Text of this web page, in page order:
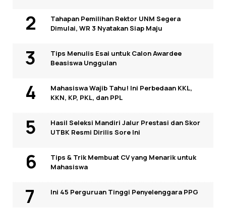
Tahapan Pemilihan Rektor UNM Segera
Dimulai, WR 3 Nyatakan Siap Maju
Tips Menulis Esai untuk Calon Awardee
Beasiswa Unggulan
Mahasiswa Wajib Tahu! Ini Perbedaan KKL,
KKN, KP, PKL, dan PPL
Hasil Seleksi Mandiri Jalur Prestasi dan Skor
UTBK Resmi Dirilis Sore Ini
Tips & Trik Membuat CV yang Menarik untuk
Mahasiswa
Ini 45 Perguruan Tinggi Penyelenggara PPG